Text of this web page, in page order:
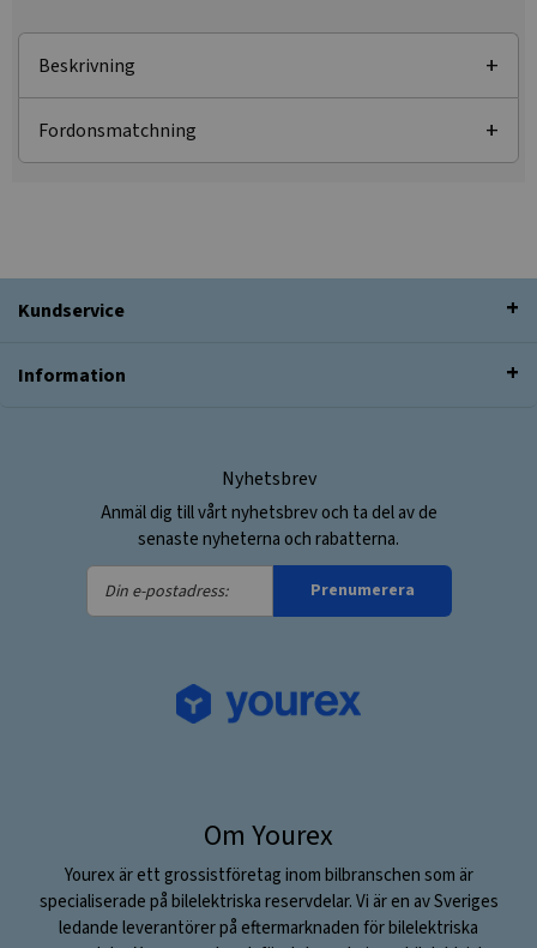
Beskrivning
Fordonsmatchning
Kundservice
Information
Nyhetsbrev
Anmäl dig till vårt nyhetsbrev och ta del av de
senaste nyheterna och rabatterna.
Din
e-
Prenumerera
Om Yourex
Yourex är ett grossistföretag inom bilbranschen som är
specialiserade på bilelektriska reservdelar. Vi är en av Sveriges
ledande leverantörer på eftermarknaden för bilelektriska